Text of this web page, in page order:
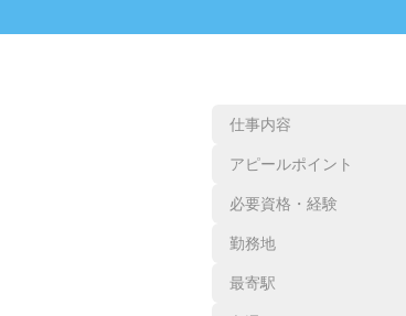
仕事内容
アピールポイント
必要資格・経験
勤務地
最寄駅